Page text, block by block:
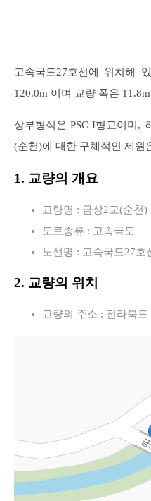
고속국도27호선에 위치해
120.0m 이며 교량 폭은
상부형식은 PSC I형교이며,
(순천)에 대한 구체적인 제원
1. 교량의 개요
교량명 : 금상2교(순천)
도로종류 : 고속국도
노선명 : 고속국도27호
2. 교량의 위치
교량의 주소 : 전라북